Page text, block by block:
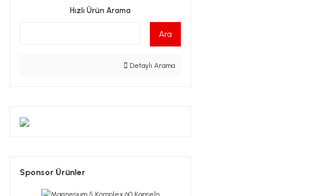
Hızlı Ürün Arama
Ara
Detaylı Arama
Sponsor Ürünler